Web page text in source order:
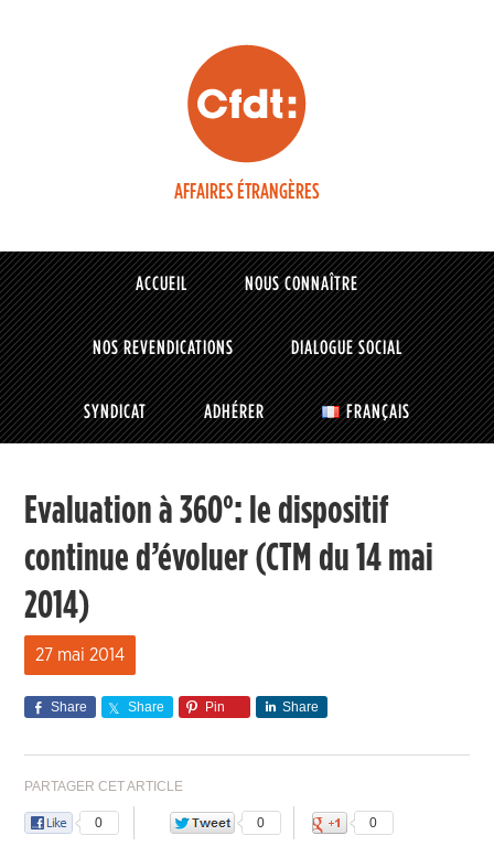
AFFAIRES ÉTRANGÈRES
ACCUEIL NOUS CONNAÎTRE
NOS REVENDICATIONS DIALOGUE SOCIAL
SYNDICAT ADHÉRER FRANÇAIS
Evaluation à 360°: le dispositif
continue d’évoluer (CTM du 14 mai
2014)
27 mai 2014
Share Share Pin Share
PARTAGER CET ARTICLE
0 0 0